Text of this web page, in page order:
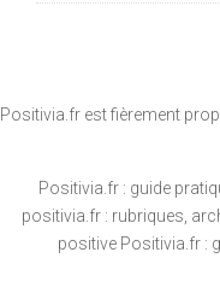
Positivia.fr est fièrement
Positivia.fr : guide
positivia.fr : rubriques,
positive Positivia.fr :